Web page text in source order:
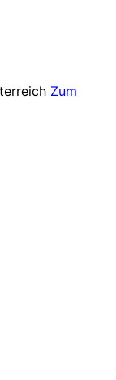
Zum